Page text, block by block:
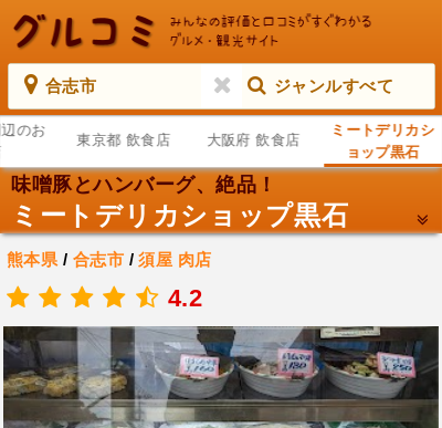
合志市 ジャンルすべて
のお
東京都 飲食店 大阪府 飲食店
ミートデリカシ
ョップ黒石
味噌豚とハンバーグ、絶品！
ミートデリカショップ黒石
熊本県 / 合志市 /須屋 肉店
4.2